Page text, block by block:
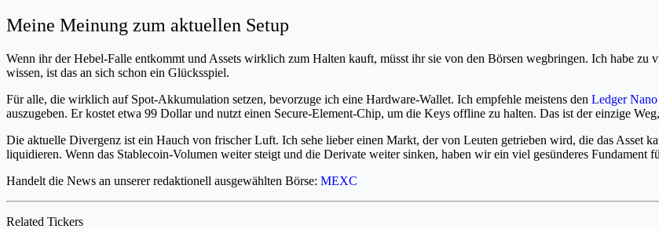
Meine Meinung zum aktuellen Setup
Wenn ihr der Hebel-Falle entkommt und Assets wirklich zum Halten kauft, müsst ihr sie von den Börsen wegbringen. Ich habe
wissen, ist das an sich schon ein Glücksspiel.
Für alle, die wirklich auf Spot-Akkumulation setzen, bevorzuge ich eine Hardware-Wallet. Ich empfehle meistens den Ledger
auszugeben. Er kostet etwa 99 Dollar und nutzt einen Secure-Element-Chip, um die Keys offline zu halten. Das ist der einzige
Die aktuelle Divergenz ist ein Hauch von frischer Luft. Ich sehe lieber einen Markt, der von Leuten getrieben wird, die das Asset
liquidieren. Wenn das Stablecoin-Volumen weiter steigt und die Derivate weiter sinken, haben wir ein viel gesünderes Fundament
Handelt die News an unserer redaktionell ausgewählten Börse: MEXC
Related Tickers